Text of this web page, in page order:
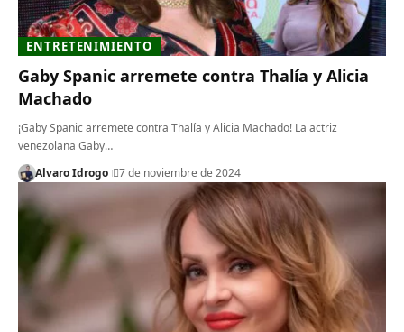
ENTRETENIMIENTO
Gaby Spanic arremete contra Thalía y Alicia
Machado
¡Gaby Spanic arremete contra Thalía y Alicia Machado! La actriz
venezolana Gaby…
Alvaro Idrogo
7 de noviembre de 2024